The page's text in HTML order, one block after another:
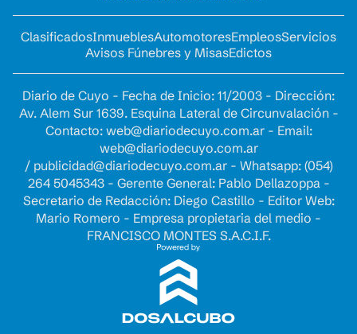
ClasificadosInmueblesAutomotoresEmpleosServicios
Avisos Fúnebres y MisasEdictos
Diario de Cuyo - Fecha de Inicio: 11/2003 - Dirección:
Av. Alem Sur 1639. Esquina Lateral de Circunvalación -
Contacto: web@diariodecuyo.com.ar- Email:
web@diariodecuyo.com.ar
/ publicidad@diariodecuyo.com.ar- Whatsapp: (054)
264 5045343 - Gerente General: Pablo Dellazoppa -
Secretario de Redacción: Diego Castillo - Editor Web:
Mario Romero - Empresa propietaria del medio -
FRANCISCO MONTES S.A.C.I.F.